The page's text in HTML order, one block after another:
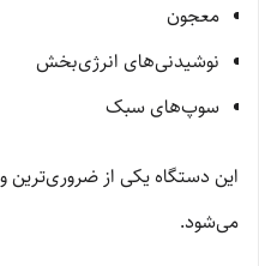
معجون
نوشیدنی‌های انرژی‌بخش
سوپ‌های سبک
این دستگاه یکی از
می‌شود.